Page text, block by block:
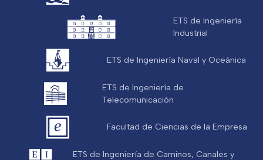
ETS de Ingeniería
Industrial
ETS de Ingeniería Naval y Oceánica
ETS de Ingeniería de
Telecomunicación
Facultad de Ciencias de la Empresa
ETS de Ingeniería de Caminos, Canales y